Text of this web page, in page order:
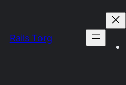
содержимому
Rails Torg